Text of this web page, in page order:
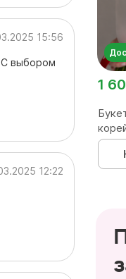
15:56
выбором
12:22
1